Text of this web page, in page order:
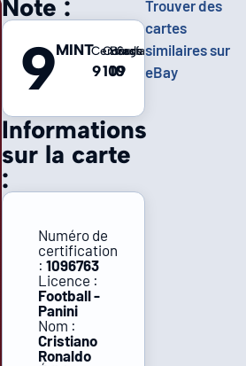
Informations
sur la carte
:
Numéro de
certification
: 1096763
Licence :
Football -
Panini
Nom :
Cristiano
Ronaldo
Note :
9MINTCentrage
9
Coins
10
Bords
10
Surface
9
Trouver des
cartes
similaires sur
eBay